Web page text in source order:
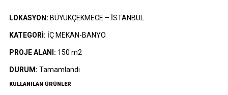
LOKASYON: BÜYÜKÇEKMECE – İSTANBUL
KATEGORİ: İÇ MEKAN-BANYO
PROJE ALANI: 150 m2
DURUM: Tamamlandı
KULLANILAN ÜRÜNLER